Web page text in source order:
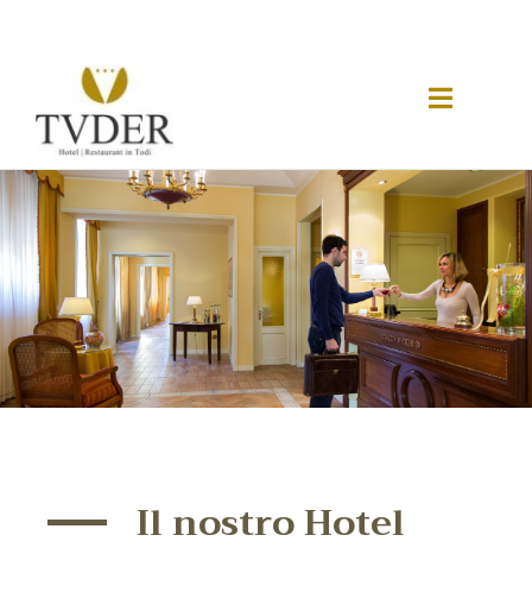
Il nostro Hotel